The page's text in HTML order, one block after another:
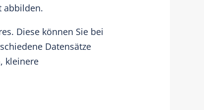
abbilden.
Diese können Sie bei
Datensätze
kleinere